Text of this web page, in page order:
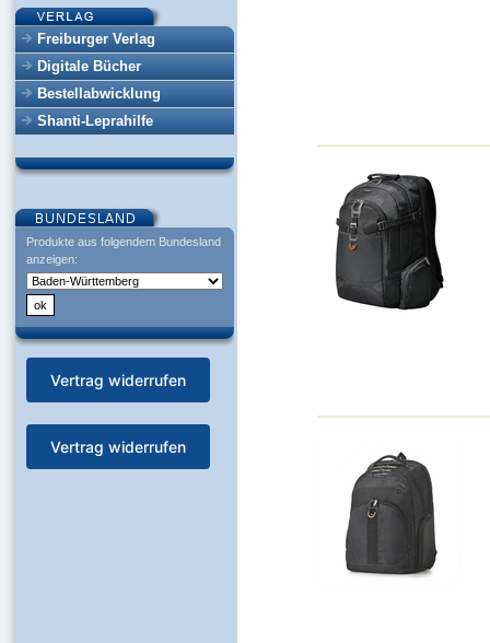
Freiburger Verlag
Digitale Bücher
Bestellabwicklung
Shanti-Leprahilfe
Produkte aus folgendem Bundesland
anzeigen:
Vertrag widerrufen
Vertrag widerrufen